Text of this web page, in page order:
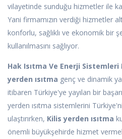
vilayetinde sunduğu hizmetler ile
Yani firmamızın verdiği hizmetler
konforlu, sağlıklı ve ekonomik bir
kullanılmasını sağlıyor.
Hak Isıtma Ve Enerji
yerden ısıtma genç ve dinamik
itibaren Türkiye'ye yayılan bir
yerden ısıtma sistemlerini
ulaştırırken, Kilis yerden ısıtma
önemli büyükşehirde hizmet